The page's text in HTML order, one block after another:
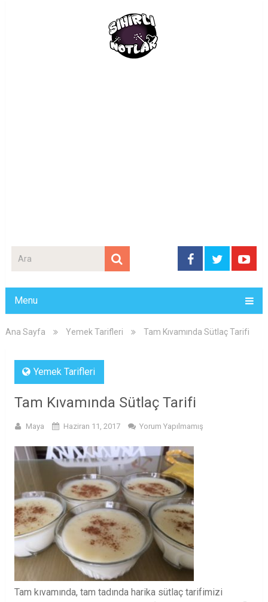
Menu
Ana Sayfa Yemek Tarifleri Tam Kıvamında Sütlaç Tarifi
Yemek Tarifleri
Tam Kıvamında Sütlaç Tarifi
Maya Haziran 11, 2017 Yorum Yapılmamış
Tam kıvamında, tam tadında harika sütlaç tarifimizi